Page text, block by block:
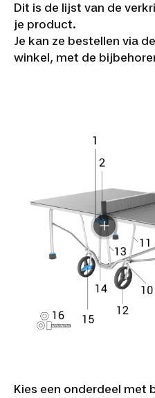
Dit is de lijst van de
je product.
Je kan ze bestellen via
winkel, met de
Kies een onderdeel met